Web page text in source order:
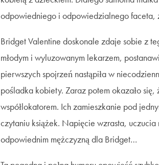
odpowiedniego i odpowiedzialnego faceta,
Bridget Valentine doskonale zdaje sobie z
młodym i wyluzowanym lekarzem,
pierwszych spojrzeń nastąpiła w
pośladka kobiety. Zaraz potem okazało
współlokatorem. Ich zamieszkanie pod
czytaniu książek. Napięcie wzrasta,
odpowiednim mężczyzną dla Bridget…